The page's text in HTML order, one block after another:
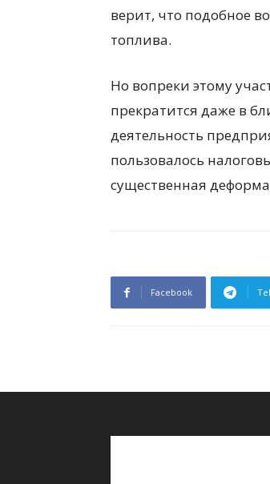
верит, что подобное
топлива.
Но вопреки этому
прекратится даже в
деятельность
пользовалось
существенная
Facebook